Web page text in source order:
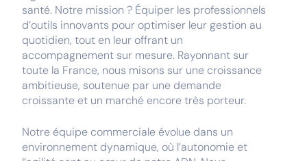
santé. Notre mission ? Équiper les professionnels
d’outils innovants pour optimiser leur gestion au
quotidien, tout en leur offrant un
accompagnement sur mesure. Rayonnant sur
toute la France, nous misons sur une croissance
ambitieuse, soutenue par une demande
croissante et un marché encore très porteur.
Notre équipe commerciale évolue dans un
environnement dynamique, où l’autonomie et